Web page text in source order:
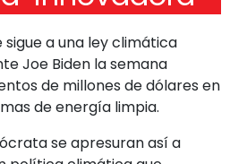
sigue a una ley climática
Joe Biden la semana
de millones de dólares en
de energía limpia.
se apresuran así a